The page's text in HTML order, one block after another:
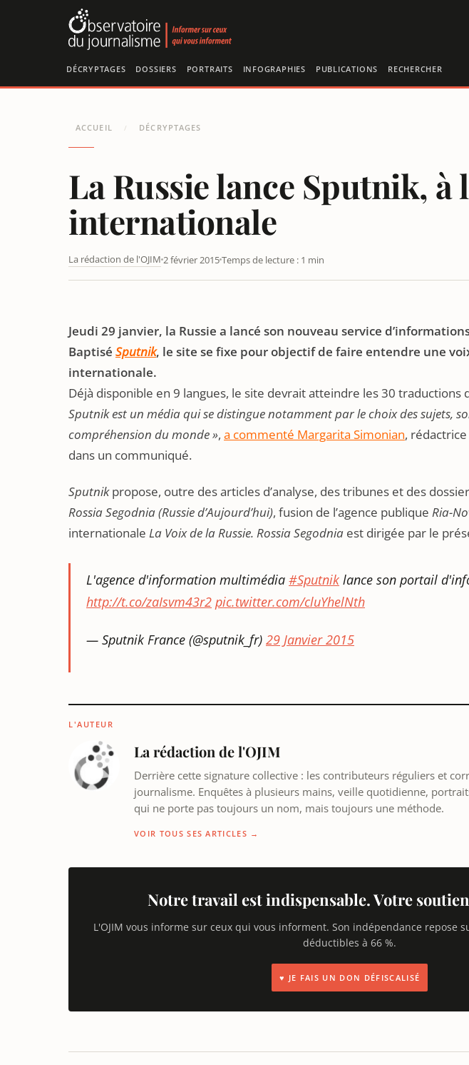
DÉCRYPTAGES DOSSIERS PORTRAITS INFOGRAPHIES PUBLICATIONS RECHERCHER
ACCUEIL / DÉCRYPTAGES
La Russie lance Sputnik,
internationale
La rédaction de l'OJIM 2 février 2015Temps de lecture : 1 min
LA RUSSIE LANCE SPUTNIK, À LA CONQUÊTE DE L'INFORMATION INTERNATIONALE
Jeudi 29 janvier, la Russie a lancé son nouveau service
Baptisé Sputnik, le site se fixe pour objectif de faire entendre une
internationale.
Déjà disponible en 9 langues, le site devrait atteindre les 30 traductions
Sputnik est un média qui se distingue notamment par le choix des sujets,
compréhension du monde », a commenté Margarita Simonian,
dans un communiqué.
Sputnikpropose, outre des articles d’analyse, des tribunes et des
Rossia Segodnia (Russie d’Aujourd’hui), fusion de l’agence publique Ria-
internationale La Voix de la Russie. Rossia Segodnia est dirigée par le
L'agence d'information multimédia #Sputnik lance son portail
http://t.co/zaIsvm43r2 pic.twitter.com/cluYhelNth
— Sputnik France (@sputnik_fr) 29 Janvier 2015
L'AUTEUR
La rédaction de l'OJIM
Derrière cette signature collective : les contributeurs réguliers et
journalisme. Enquêtes à plusieurs mains, veille quotidienne,
qui ne porte pas toujours un nom, mais toujours une méthode.
VOIR TOUS SES ARTICLES →
Notre travail est indispensable. Votre
L'OJIM vous informe sur ceux qui vous informent. Son indépendance repose
déductibles à 66 %.
♥ JE FAIS UN DON DÉFISCALISÉ
Panneau de gestion des cookies